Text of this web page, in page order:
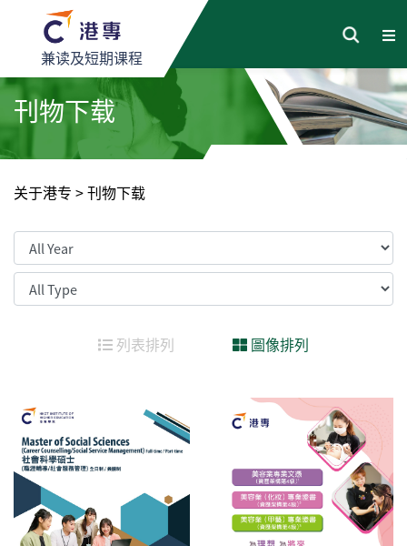
兼读及短期课程
刊物下载
关于港专 >刊物下载
列表排列 圖像排列